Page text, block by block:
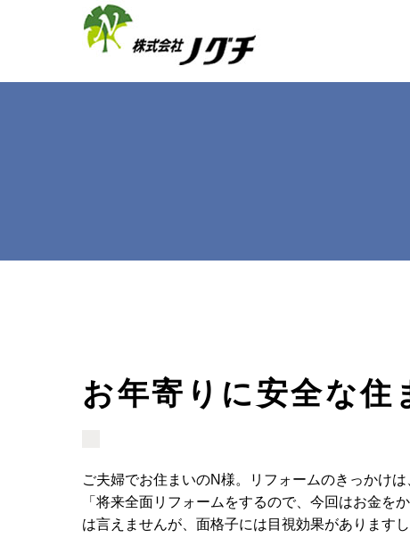
お年寄りに安全な住
ご夫婦でお住まいのN様。リフォームのきっかけ
「将来全面リフォームをするので、今回はお金を
は言えませんが、面格子には目視効果があります